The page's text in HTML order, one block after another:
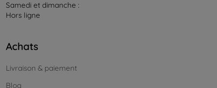
Samedi et dimanche :
Hors ligne
Achats
Livraison & paiement
Blog